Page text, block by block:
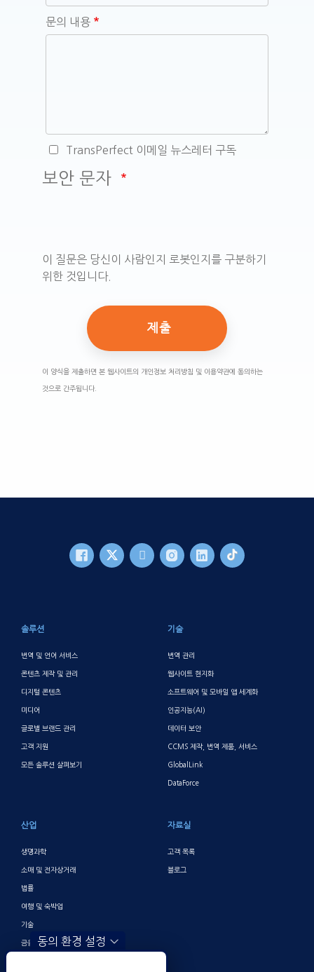
문의 내용
TransPerfect 이메일 뉴스레터 구독
보안 문자
이 질문은 당신이 사람인지 로봇인지를 구분하기
위한 것입니다.
이 양식을 제출하면 본 웹사이트의 개인정보 처리방침 및 이용약관에 동의하는
것으로 간주됩니다.
솔루션
번역 및 언어 서비스
콘텐츠 제작 및 관리
디지털 콘텐츠
미디어
글로벌 브랜드 관리
고객 지원
모든 솔루션 살펴보기
기술
번역 관리
웹사이트 현지화
소프트웨어 및 모바일 앱 세계화
인공지능(AI)
데이터 보안
CCMS 제작, 번역 제품, 서비스
GlobalLink
DataForce
산업
생명과학
소매 및 전자상거래
법률
여행 및 숙박업
기술
금융 및 뱅킹
자료실
고객 목록
블로그
동의 환경 설정